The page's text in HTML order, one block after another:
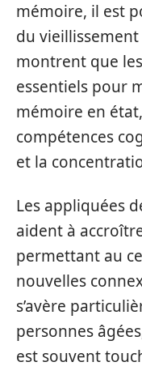
mémoire, il est
du
montrent que
essentiels pour
mémoire en
compétences
et la
Les appliquées
aident à
permettant au
nouvelles
s’avère
personnes
est souvent